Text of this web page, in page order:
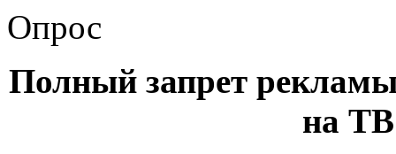
Опрос
Полный запрет
на ТВ